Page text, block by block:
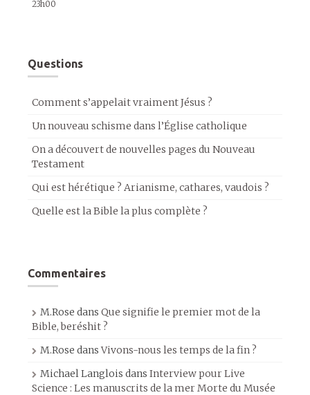
23h00
Questions
Comment s’appelait vraiment Jésus ?
Un nouveau schisme dans l’Église catholique
On a découvert de nouvelles pages du Nouveau
Testament
Qui est hérétique ? Arianisme, cathares, vaudois ?
Quelle est la Bible la plus complète ?
Commentaires
M.Rose dans Que signifie le premier mot de la
Bible, beréshit ?
M.Rose dansVivons-nous les temps de la fin ?
Michael Langlois dans Interview pour Live
Science : Les manuscrits de la mer Morte du Musée